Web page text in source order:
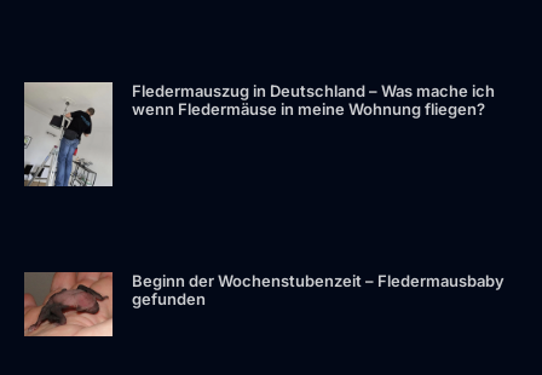
Fledermauszug in Deutschland – Was mache ich
wenn Fledermäuse in meine Wohnung fliegen?
Beginn der Wochenstubenzeit – Fledermausbaby
gefunden